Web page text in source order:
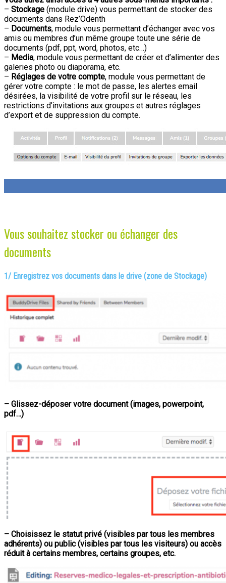
– Stockage (module drive) vous permettant de stocker des
documents dans Rez’Odenth
– Documents, module vous permettant d’échanger avec vos
amis ou membres d’un même groupe toute une série de
documents (pdf, ppt, word, photos, etc…)
– Media, module vous permettant de créer et d’alimenter des
galeries photo ou diaporama, etc.
– Réglages de votre compte, module vous permettant de
gérer votre compte : le mot de passe, les alertes email
désirées, la visibilité de votre profil sur le réseau, les
restrictions d’invitations aux groupes et autres réglages
d’export et de suppression du compte.
Vous souhaitez stocker ou échanger des
documents
1/ Enregistrez vos documents dans le drive (zone de Stockage)
– Glissez-déposer votre document (images, powerpoint,
pdf…)
– Choisissez le statut privé (visibles par tous les membres
adhérents) ou public (visibles par tous les visiteurs) ou accès
réduit à certains membres, certains groupes, etc.